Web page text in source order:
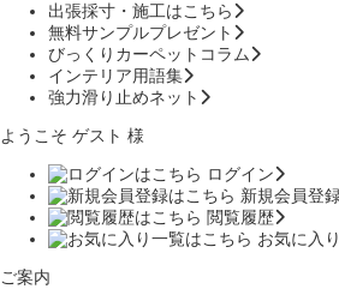
出張採寸・施工はこちら
無料サンプルプレゼント
びっくりカーペットコラム
インテリア用語集
強力滑り止めネット
ようこそ ゲスト 様
ログイン
新規会員登
閲覧履歴
お気に入
ご案内